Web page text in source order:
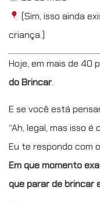
(Sim, isso ainda
criança.)
Hoje, em mais de 40
do Brincar.
E se você está
“Ah, legal, mas isso
Eu te respondo com
Em que momento
que parar de brincar